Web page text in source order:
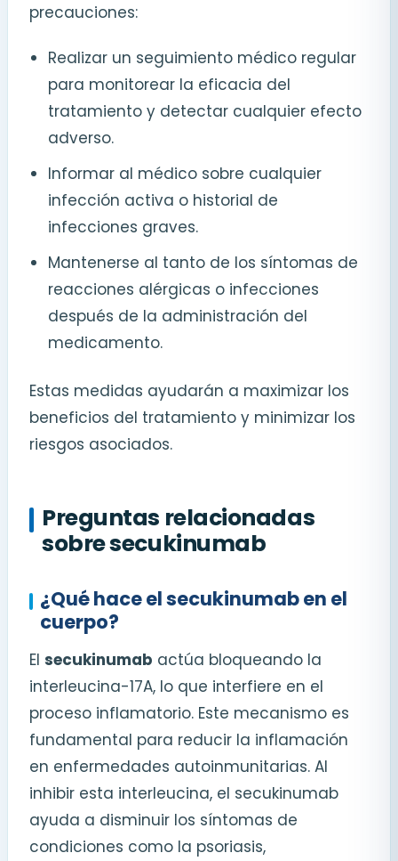
precauciones:
Realizar un seguimiento médico regular
para monitorear la eficacia del
tratamiento y detectar cualquier efecto
adverso.
Informar al médico sobre cualquier
infección activa o historial de
infecciones graves.
Mantenerse al tanto de los síntomas de
reacciones alérgicas o infecciones
después de la administración del
medicamento.
Estas medidas ayudarán a maximizar los
beneficios del tratamiento y minimizar los
riesgos asociados.
Preguntas relacionadas
sobre secukinumab
¿Qué hace el secukinumab en el
cuerpo?
El secukinumab actúa bloqueando la
interleucina-17A, lo que interfiere en el
proceso inflamatorio. Este mecanismo es
fundamental para reducir la inflamación
en enfermedades autoinmunitarias. Al
inhibir esta interleucina, el secukinumab
ayuda a disminuir los síntomas de
condiciones como la psoriasis,